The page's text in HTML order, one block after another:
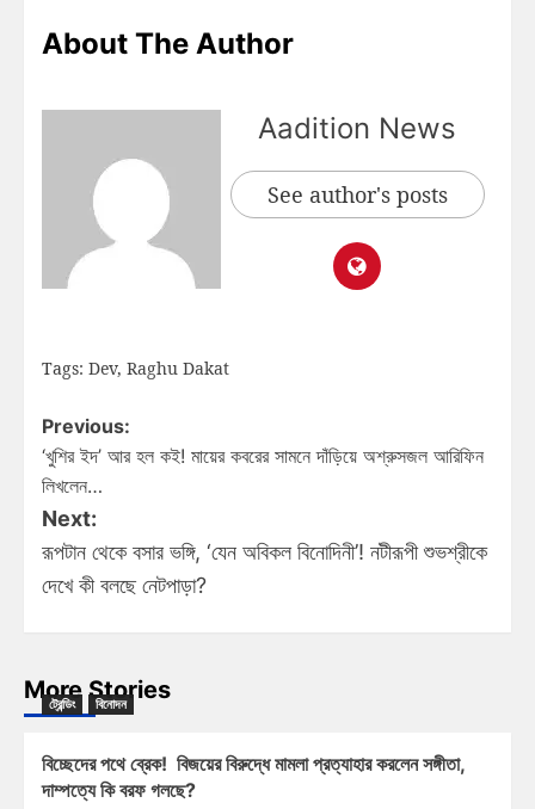
About The Author
Aadition News
See author's posts
Tags: Dev, Raghu Dakat
Previous:
‘খুশির ইদ’ আর হল কই! মায়ের কবরের সামনে দাঁড়িয়ে অশ্রুসজল আরিফিন
লিখলেন…
Next:
রূপটান থেকে বসার ভঙ্গি, ‘যেন অবিকল বিনোদিনী’! নটীরূপী শুভশ্রীকে
দেখে কী বলছে নেটপাড়া?
More Stories
ট্রেন্ডিং বিনোদন
বিচ্ছেদের পথে ব্রেক! বিজয়ের বিরুদ্ধে মামলা প্রত্যাহার করলেন সঙ্গীতা,
দাম্পত্যে কি বরফ গলছে?